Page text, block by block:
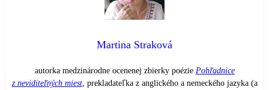
Martina Straková
autorka medzinárodne ocenenej zbierky poézie Pohľadnice
z neviditeľných miest, prekladateľka z anglického a nemeckého jazyka (a